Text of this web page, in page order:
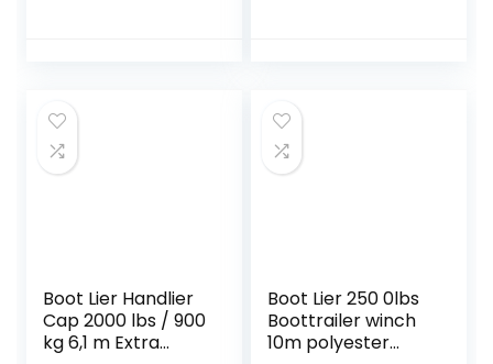
Boot Lier Handlier
Cap 2000 lbs / 900
kg 6,1 m Extra
Boot Lier 250 0lbs
Boottrailer winch
10m polyester